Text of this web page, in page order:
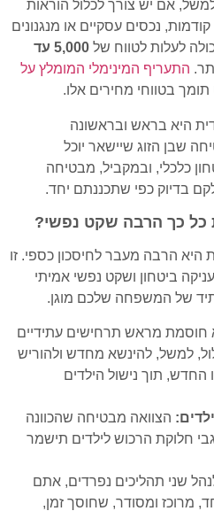
אם יש צורך לכלול הוראות
נכסים עסקיים או מנגנונים
לעלות לטווח של
5,000 עד
התעריף המינימלי המומלץ על
בטווחי מחירים אלו.
היא בראש ובראשונה
שבן הזוג שיישאר יוכל
כלכלי, ובמקביל, מבטיחה
בדיוק כפי שתכננתם יחד.
כל כך הרבה שקט נפשי?
היא הרבה מעבר לחיסכון כספי. זו
ביטחון ושקט נפשי אמיתי
של המשפחה שלכם מוגן.
חוסמת מראש תרחישים עתידיים
למשל, להינשא מחדש ולהוריש
החדש, תוך נישול הילדים
הצוואה מבטיחה שהכוונה
חלוקת הרכוש לילדים תישמר
שני תהליכים נפרדים, אתם
מרוכז ומסודר, שחוסך זמן,